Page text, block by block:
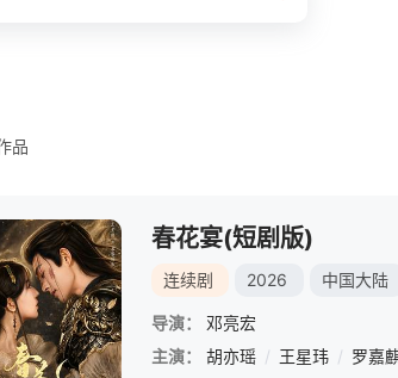
品
春花宴(短剧版)
连续剧 2026 中国大陆
导演：
邓亮宏
主演：
胡亦瑶 / 王星玮 / 罗嘉